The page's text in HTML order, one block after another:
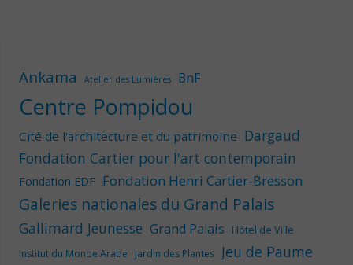
Ankama Atelier des Lumières BnF
Centre Pompidou
Cité de l'architecture et du patrimoine Dargaud
Fondation Cartier pour l'art contemporain
Fondation EDF Fondation Henri Cartier-Bresson
Galeries nationales du Grand Palais
Gallimard Jeunesse Grand Palais Hôtel de Ville
Institut du Monde Arabe Jardin des Plantes Jeu de Paume